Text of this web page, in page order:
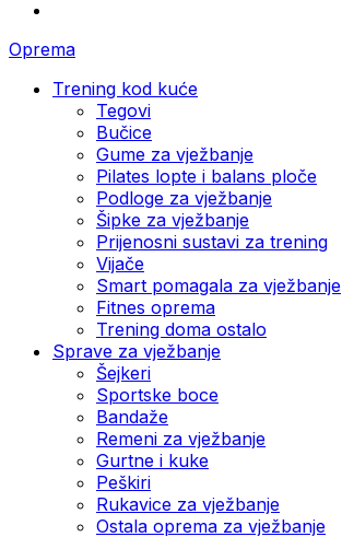
Oprema
Trening kod kuće
Tegovi
Bučice
Gume za vježbanje
Pilates lopte i balans ploče
Podloge za vježbanje
Šipke za vježbanje
Prijenosni sustavi za trening
Vijače
Smart pomagala za vježbanje
Fitnes oprema
Trening doma ostalo
Sprave za vježbanje
Šejkeri
Sportske boce
Bandaže
Remeni za vježbanje
Gurtne i kuke
Peškiri
Rukavice za vježbanje
Ostala oprema za vježbanje